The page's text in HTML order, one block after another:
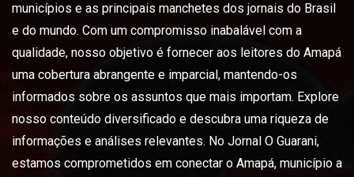
municípios e as principais manchetes dos jornais do Brasil
e do mundo. Com um compromisso inabalável com a
qualidade, nosso objetivo é fornecer aos leitores do Amapá
uma cobertura abrangente e imparcial, mantendo-os
informados sobre os assuntos que mais importam. Explore
nosso conteúdo diversificado e descubra uma riqueza de
informações e análises relevantes. No Jornal O Guarani,
estamos comprometidos em conectar o Amapá, município a